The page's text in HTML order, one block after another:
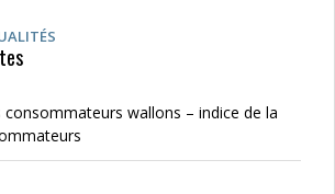
consommateurs wallons – indice de la